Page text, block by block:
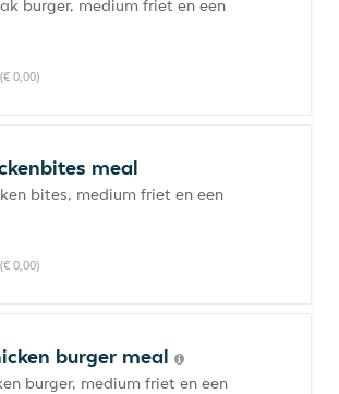
burger, medium friet en een
0,00)
meal
bites, medium friet en een
0,00)
burger meal
burger, medium friet en een